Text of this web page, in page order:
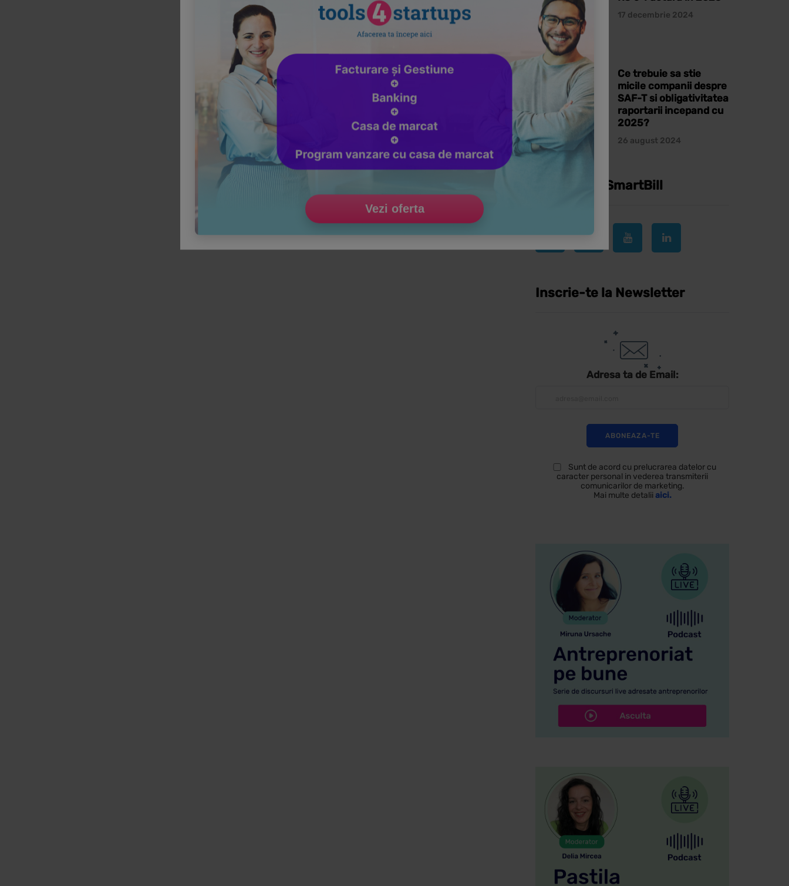
17 decembrie 2024
Ce trebuie sa stie
micile companii despre
SAF-T si obligativitatea
raportarii incepand cu
2025?
26 august 2024
Urmareste SmartBill
Inscrie-te la Newsletter
Adresa ta de Email:
Sunt de acord cu prelucrarea datelor cu
caracter personal in vederea transmiterii
comunicarilor de marketing.
Mai multe detalii aici.